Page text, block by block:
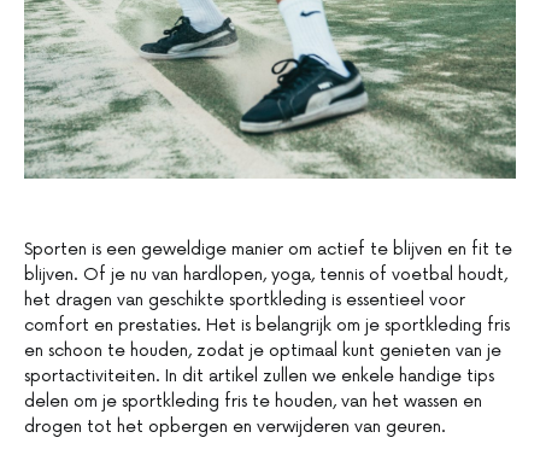
Sporten is een geweldige manier om actief te blijven en fit te
blijven. Of je nu van hardlopen, yoga, tennis of voetbal houdt,
het dragen van geschikte sportkleding is essentieel voor
comfort en prestaties. Het is belangrijk om je sportkleding fris
en schoon te houden, zodat je optimaal kunt genieten van je
sportactiviteiten. In dit artikel zullen we enkele handige tips
delen om je sportkleding fris te houden, van het wassen en
drogen tot het opbergen en verwijderen van geuren.